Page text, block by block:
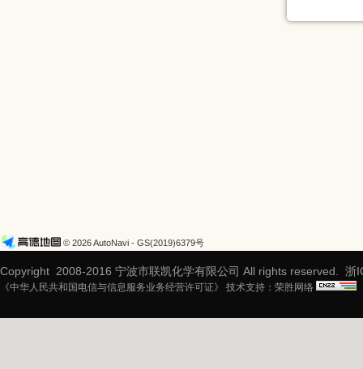
© 2026 AutoNavi - GS(2019)6379号
Copyright 2008-2016 宁波市联凯化学有限公司 All rights reserved. 浙
《中华人民共和国电信与信息服务业务经营许可证》 技术支持： 荣胜网络